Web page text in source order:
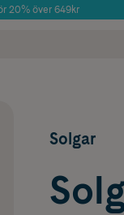
20% över 649kr
Solgar